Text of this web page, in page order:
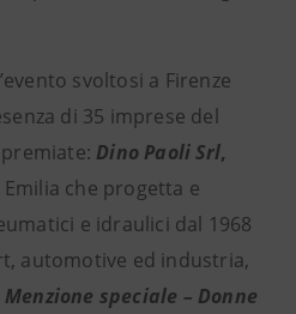
svoltosi a Firenze
di 35 imprese del
Dino Paoli Srl,
che progetta e
e idraulici dal 1968
automotive ed industria,
Menzione speciale – Donne